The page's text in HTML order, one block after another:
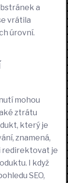
a
vrátila
úrovní.
mohou
ztrátu
který je
znamená,
redirektovat je
I když
SEO,